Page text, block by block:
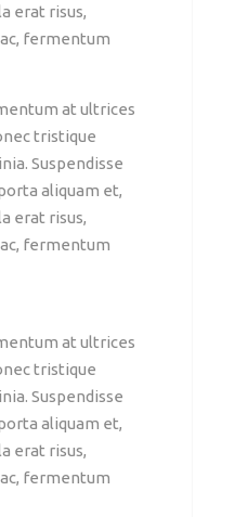
erat risus,
fermentum
at ultrices
tristique
Suspendisse
aliquam et,
erat risus,
fermentum
at ultrices
tristique
Suspendisse
aliquam et,
erat risus,
fermentum